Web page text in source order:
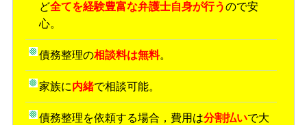
ど全てを経験豊富な弁護士自身が行うので安
心。
債務整理の相談料は無料。
家族に内緒で相談可能。
債務整理を依頼する場合，費用は分割払いで大